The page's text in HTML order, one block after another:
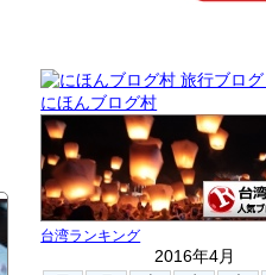
にほんブログ村
台湾ランキング
2016年4月